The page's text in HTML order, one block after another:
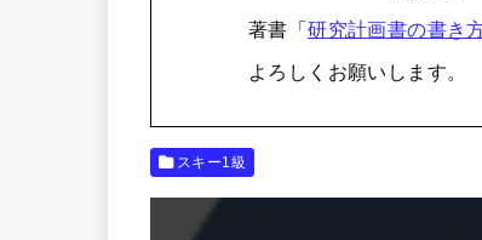
著書「研究計画書の書き
よろしくお願いします。
スキー1級